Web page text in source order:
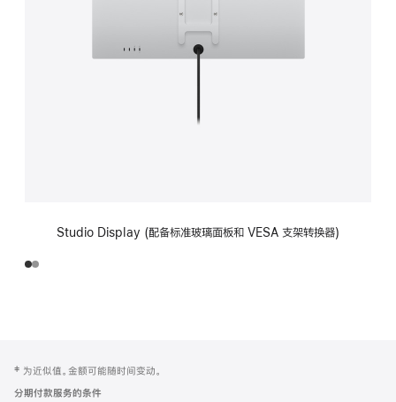
Studio Display (配备标准玻璃面板和 VESA 支架转换器)
页
注
‡ 为近似值。金额可能随时间变动。
分期付款服务的条件